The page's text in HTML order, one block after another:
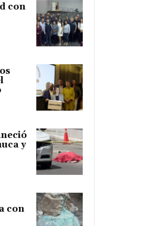
con
y
con